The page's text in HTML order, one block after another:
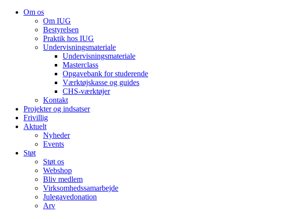
Om os
Om IUG
Bestyrelsen
Praktik hos IUG
Undervisningsmateriale
Undervisningsmateriale
Masterclass
Opgavebank for studerende
Værktøjskasse og guides
CHS-værktøjer
Kontakt
Projekter og indsatser
Frivillig
Aktuelt
Nyheder
Events
Støt
Støt os
Webshop
Bliv medlem
Virksomhedssamarbejde
Julegavedonation
Arv